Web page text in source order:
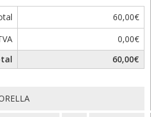
60,00€
0,00€
60,00€